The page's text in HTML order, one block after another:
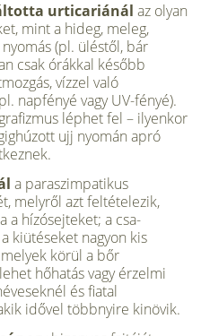
urticariánál az olyan
mint a hideg, meleg,
(pl. üléstől, bár
csak órákkal később
vízzel való
napfényé vagy UV-fényé).
lép­het fel – ilyenkor
ujj nyomán apró
a paraszimpatikus
melyről azt felté­telezik,
a hízósejteket; a csa­
kiütéseket nagyon kis
körül a bőr
hőhatás vagy érzelmi
és fiatal
idővel többnyire kinövik.